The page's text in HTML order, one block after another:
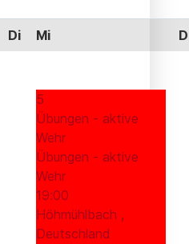
Di Mi
5
Übungen - aktive
Wehr
Übungen - aktive
Wehr
19:00
Höhmühlbach ,
Deutschland